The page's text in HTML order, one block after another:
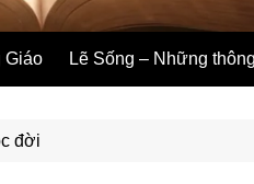
Giáo Lẽ Sống – Những
đời